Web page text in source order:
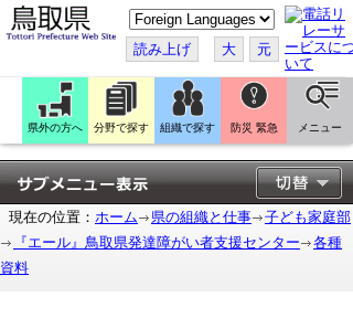
こ
の
ペ
ー
ジ
翻
訳
す
る
読み上げ 大 元
県外の方へ 分野で探す 組織で探す 防災 緊急 メニュー
現在の位置： ホーム 県の組織と仕事
子ども家庭部
『エール』鳥取県発達障がい者支援センター
各種
資料